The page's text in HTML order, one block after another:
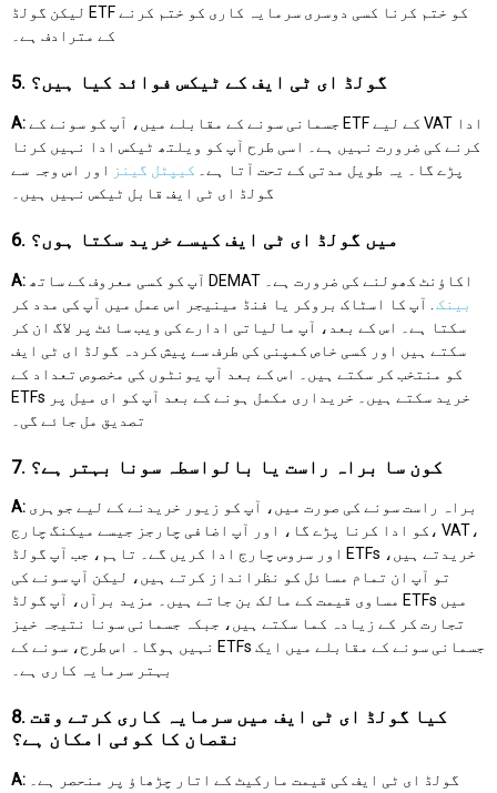
لیکن گولڈ ETF کو ختم کرنا کسی دوسری سرمایہ کاری کو ختم کرنے
کے مترادف ہے۔
5. گولڈ ای ٹی ایف کے ٹیکس فوائد کیا ہیں؟
A:
کرنے کی ضرورت نہیں ہے۔ اسی طرح آپ کو ویلتھ ٹیکس ادا نہیں کرنا
پڑے گا۔ یہ طویل مدتی کے تحت آتا ہے۔
کیپٹل گینز اور اس وجہ سے
گولڈ ای ٹی ایف قابل ٹیکس نہیں ہیں۔
6. میں گولڈ ای ٹی ایف کیسے خرید سکتا ہوں؟
A:
آپ کو کسی معروف کے ساتھ DEMAT اکاؤنٹ کھولنے کی ضرورت ہے۔
بینک
. آپ کا اسٹاک بروکر یا فنڈ مینیجر اس عمل میں آپ کی مدد کر
سکتا ہے۔ اس کے بعد، آپ مالیاتی ادارے کی ویب سائٹ پر لاگ ان کر
سکتے ہیں اور کسی خاص کمپنی کی طرف سے پیش کردہ گولڈ ای ٹی ایف
کو منتخب کر سکتے ہیں۔ اس کے بعد آپ یونٹوں کی مخصوص تعداد کے
ETFs خرید سکتے ہیں۔ خریداری مکمل ہونے کے بعد آپ کو ای میل پر
تصدیق مل جائے گی۔
7. کون سا براہ راست یا بالواسطہ سونا بہتر ہے؟
A:
کو ادا کرنا پڑے گا، اور آپ اضافی چارجز جیسے میکنگ چارج، VAT،
اور سروس چارج ادا کریں گے۔ تاہم، جب آپ گولڈ ETFs خریدتے ہیں،
تو آپ ان تمام مسائل کو نظرانداز کرتے ہیں، لیکن آپ سونے کی
مساوی قیمت کے مالک بن جاتے ہیں۔ مزید برآں، آپ گولڈ ETFs میں
تجارت کر کے زیادہ کما سکتے ہیں، جبکہ جسمانی سونا نتیجہ خیز
نہیں ہوگا۔ اس طرح، سونے کے ETFs جسمانی سونے کے مقابلے میں ایک
بہتر سرمایہ کاری ہے۔
8. کیا گولڈ ای ٹی ایف میں سرمایہ کاری کرتے وقت
نقصان کا کوئی امکان ہے؟
A: